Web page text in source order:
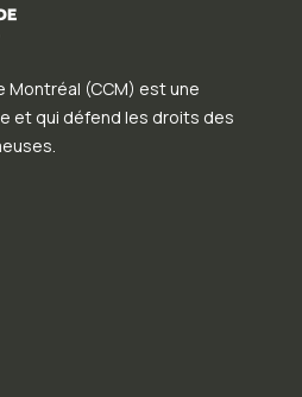
Montréal (CCM) est une
et qui défend les droits des